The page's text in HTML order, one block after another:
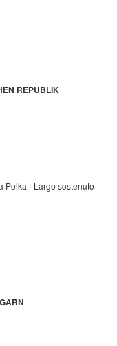
REPUBLIK
Polka - Largo sostenuto -